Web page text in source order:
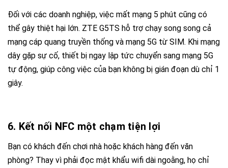
Đối với các doanh nghiệp, việc mất mạng 5 phút cũng có
thể gây thiệt hại lớn. ZTE G5TS hỗ trợ chạy song song cả
mạng cáp quang truyền thống và mạng 5G từ SIM. Khi mạng
dây gặp sự cố, thiết bị ngay lập tức chuyển sang mạng 5G
tự động, giúp công việc của bạn không bị gián đoạn dù chỉ 1
giây.
6. Kết nối NFC một chạm tiện lợi
Bạn có khách đến chơi nhà hoặc khách hàng đến văn
phòng? Thay vì phải đọc mật khẩu wifi dài ngoằng, họ chỉ